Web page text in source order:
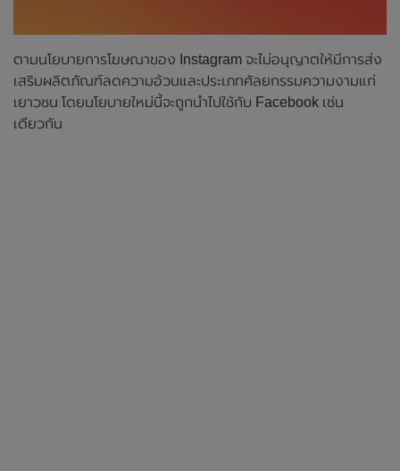
ตามนโยบายการโฆษณาของ Instagram จะไม่อนุญาตให้มีการส่ง
เสริมผลิตภัณฑ์ลดความอ้วนและประเภทศัลยกรรมความงามแก่
เยาวชน โดยนโยบายใหม่นี้จะถูกนำไปใช้กับ Facebook เช่น
เดียวกัน